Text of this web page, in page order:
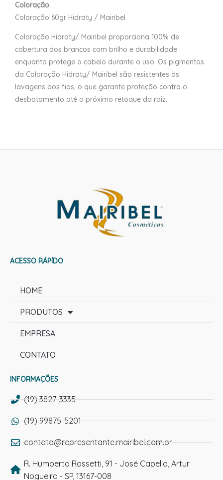
Coloração
Coloração 60gr Hidraty / Mairibel
Coloração Hidraty/ Mairibel proporciona 100% de
cobertura dos brancos com brilho e durabilidade
enquanto protege o cabelo durante o uso. Os pigmentos
da Coloração Hidraty/ Mairibel são resistentes às
lavagens dos fios, o que garante proteção contra o
desbotamento até o próximo retoque da raiz.
ACESSO RÁPÍDO
HOME
PRODUTOS
EMPRESA
CONTATO
INFORMAÇÕES
(19) 3827-3335
(19) 99875-5201
contato@representante.mairibel.com.br
R. Humberto Rossetti, 91 - José Capello, Artur
Nogueira - SP, 13167-008